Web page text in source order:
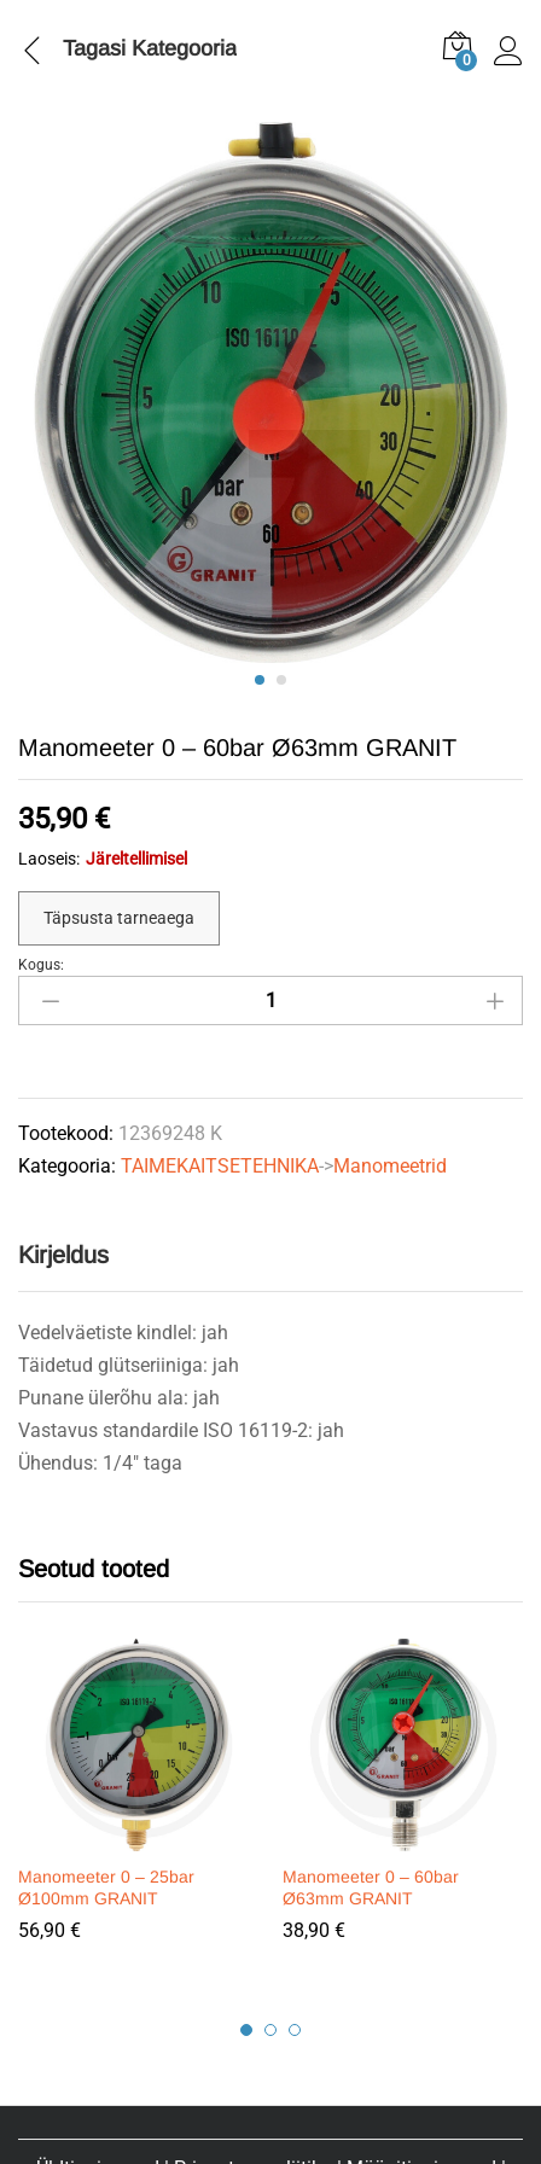
Tagasi Kategooria 0
Manomeeter 0 – 60bar Ø63mm GRANIT
35,90 €
Laoseis: Järeltellimisel
Täpsusta tarneaega
Manomeeter
Ø63mm
GRANIT
quantity
Kogus:
Tootekood: 12369248 K
Kategooria: TAIMEKAITSETEHNIKA->Manomeetrid
Kirjeldus
Vedelväetiste kindlel: jah
Täidetud glütseriiniga: jah
Punane ülerõhu ala: jah
Vastavus standardile ISO 16119-2: jah
Ühendus: 1/4″ taga
Seotud tooted
Manomeeter 0 – 25bar
Ø100mm GRANIT
56,90 €
Manomeeter 0 – 60bar
Ø63mm GRANIT
38,90 €